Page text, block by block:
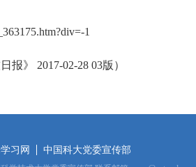
1
报》 2017-02-28 03版）
习网 中国科大党委宣传部